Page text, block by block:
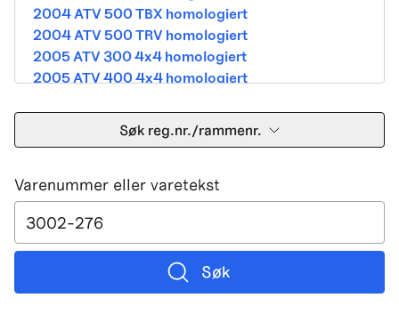
2004 ATV 500 TBX homologiert
2004 ATV 500 TRV homologiert
2005 ATV 300 4x4 homologiert
2005 ATV 400 4x4 homologiert
2005 ATV 500 TRV homologiert
2005 ATV 500i 4x4A homologiert
2005 DVX 400 street homologiert
2006 250 Utility Street Legal
2006 400 Street Legal
2006 400 3in1 Street Legal
2006 400 dvx street-2x4 homologated b390b
2006 500 4x4A Street Legal
Søk reg.nr./rammenr.
Varenummer eller varetekst
Søk